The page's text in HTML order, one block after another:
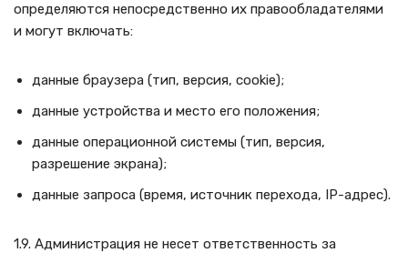
определяются непосредственно их правообладателями
и могут включать:
данные браузера (тип, версия, cookie);
данные устройства и место его положения;
данные операционной системы (тип, версия,
разрешение экрана);
данные запроса (время, источник перехода, IP-адрес).
1.9. Администрация не несет ответственность за